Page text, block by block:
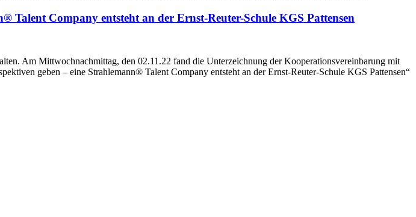
Talent Company entsteht an der Ernst-Reuter-Schule KGS Pattensen
Am Mittwochnachmittag, den 02.11.22 fand die Unterzeichnung der Kooperationsvereinbarung mit
geben – eine Strahlemann® Talent Company entsteht an der Ernst-Reuter-Schule KGS Pattensen“